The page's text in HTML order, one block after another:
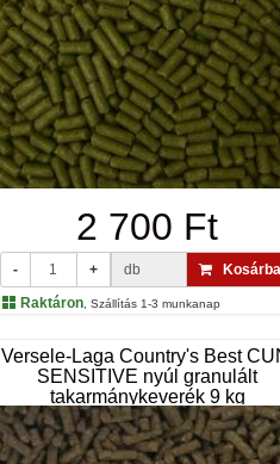
2 700 Ft
- + db
Kosárba
Raktáron, Szállítás 1-3 munkanap
Versele-Laga Country's Best
SENSITIVE nyúl granulált
takarmánykeverék 9 kg